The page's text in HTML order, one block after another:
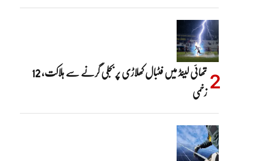
تھائی لینڈ میں فٹبال کھلاڑی پر بجلی گرنے سے ہلاکت، 12
زخمی